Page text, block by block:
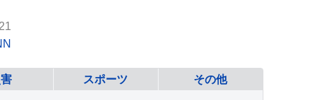
スポーツ その他